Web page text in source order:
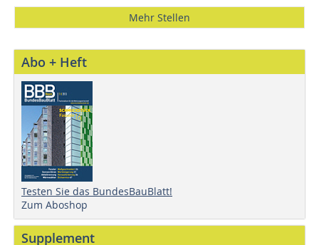
Mehr Stellen
Abo + Heft
Testen Sie das BundesBauBlatt!
Zum Aboshop
Supplement